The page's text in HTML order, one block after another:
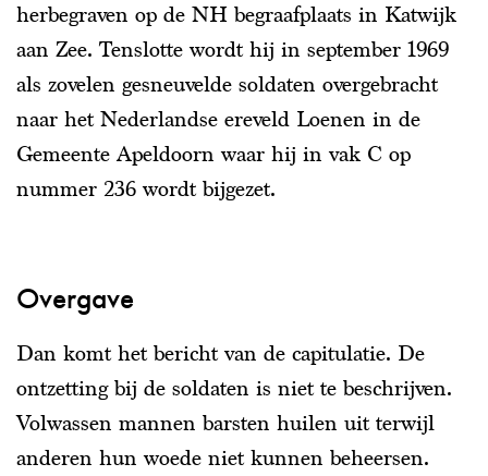
herbegraven op de NH begraafplaats in Katwijk
aan Zee. Tenslotte wordt hij in september 1969
als zovelen gesneuvelde soldaten overgebracht
naar het Nederlandse ereveld Loenen in de
Gemeente Apeldoorn waar hij in vak C op
nummer 236 wordt bijgezet.
Overgave
Dan komt het bericht van de capitulatie. De
ontzetting bij de soldaten is niet te beschrijven.
Volwassen mannen barsten huilen uit terwijl
anderen hun woede niet kunnen beheersen.